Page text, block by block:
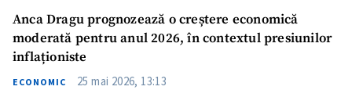
Anca Dragu prognozează o creștere economică
moderată pentru anul 2026, în contextul presiunilor
inflaționiste
ECONOMIC 25 mai 2026, 13:13